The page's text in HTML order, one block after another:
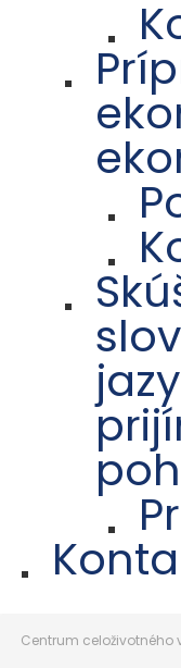
Centrum celoživotného